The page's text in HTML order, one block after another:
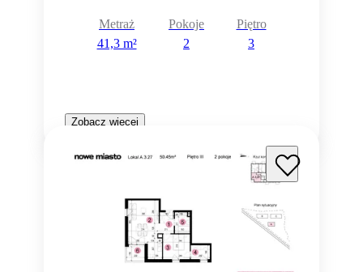
Metraż
41,3 m²
Pokoje
2
Piętro
3
Zobacz więcej